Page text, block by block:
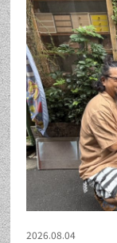
2026.08.04